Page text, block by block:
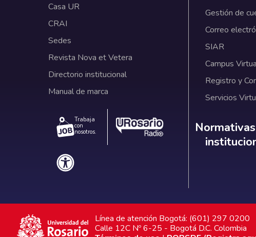
Casa UR
CRAI
Sedes
Revista Nova et Vetera
Directorio institucional
Manual de marca
Trabaja
con
nosotros.
Gestión de
Correo
SIAR
Campus
Registro y
Servicios
Línea de atención Bogotá: (601) 297 0200
Calle 12C Nº 6-25 - Bogotá D.C. Colombia